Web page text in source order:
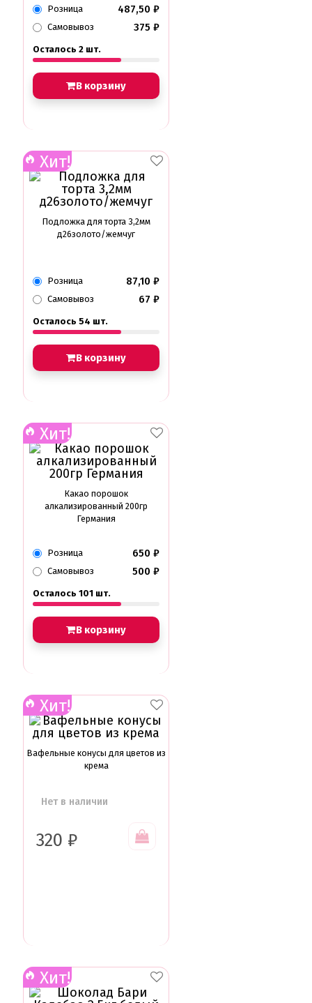
Розница 487,50 ₽
Самовывоз 375 ₽
Осталось 2 шт.
В корзину
Хит!
Подложка для торта 3,2мм
д26золото/жемчуг
Розница 87,10 ₽
Самовывоз 67 ₽
Осталось 54 шт.
В корзину
Хит!
Какао порошок
алкализированный 200гр
Германия
Розница 650 ₽
Самовывоз 500 ₽
Осталось 101 шт.
В корзину
Хит!
Вафельные конусы для цветов из
крема
Нет в наличии
320 ₽
Хит!